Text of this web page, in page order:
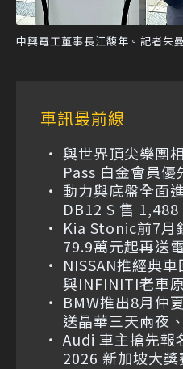
中興電工董事長江馥年。記者朱
車訊最前線
與世界頂尖樂團
Pass 白金會員
動力與底盤全面
DB12 S 售
Kia Stonic前7
79.9萬元起再送
NISSAN推經典
與INFINITI老車
BMW推出8月仲
送晶華三天兩夜
Audi 車主搶先報
2026 新加坡大